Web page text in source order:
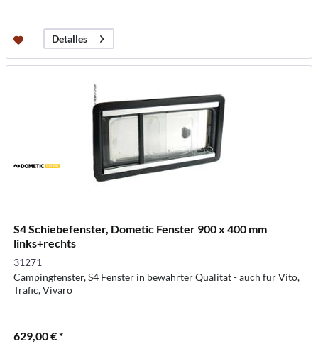
Detalles
S4 Schiebefenster, Dometic Fenster 900 x 400 mm
links+rechts
31271
Campingfenster, S4 Fenster in bewährter Qualität - auch für Vito,
Trafic, Vivaro
629,00 € *